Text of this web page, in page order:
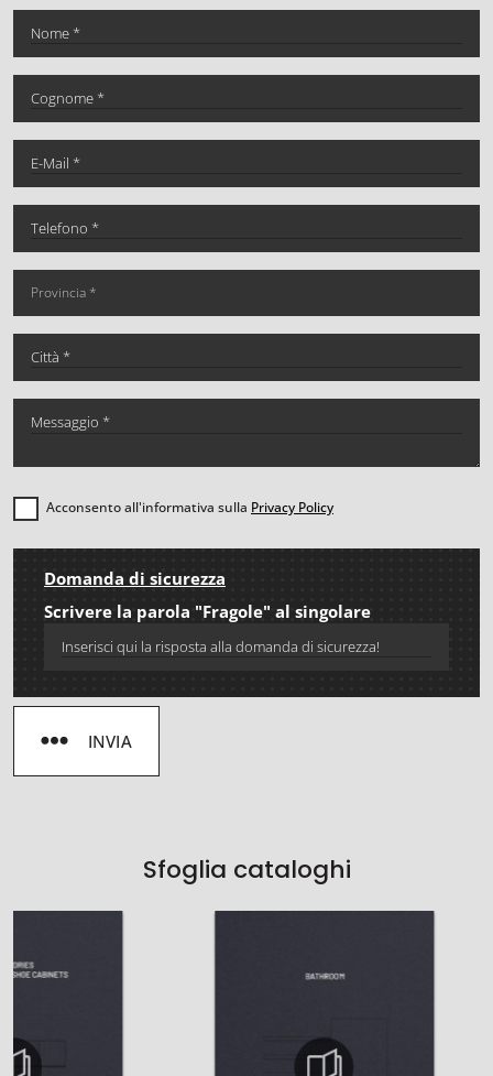
Sfoglia cataloghi
Acconsento all'informativa sulla Privacy Policy
Domanda di sicurezza
Scrivere la parola "Fragole" al singolare
INVIA